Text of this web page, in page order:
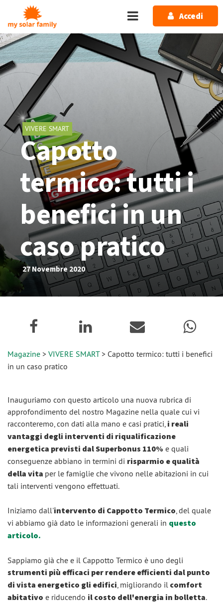
Salta al contenuto principale
Accedi
VIVERE SMART
Capotto
termico: tutti i
benefici in un
caso pratico
27 Novembre 2020
Magazine > VIVERE SMART > Capotto termico: tutti i benefici
in un caso pratico
Inauguriamo con questo articolo una nuova rubrica di
approfondimento del nostro Magazine nella quale cui vi
racconteremo, con dati alla mano e casi pratici, i reali
vantaggi degli interventi di riqualificazione
energetica previsti dal Superbonus 110% e quali
conseguenze abbiano in termini di risparmio e qualità
della vita per le famiglie che vivono nelle abitazioni in cui
tali interventi vengono effettuati.
Iniziamo dall'intervento di Cappotto Termico, del quale
vi abbiamo già dato le informazioni generali in questo
articolo.
Sappiamo già che e il Cappotto Termico è uno degli
strumenti più efficaci per rendere efficienti dal punto
di vista energetico gli edifici, migliorando il comfort
abitativo e riducendo il costo dell'energia in bolletta.